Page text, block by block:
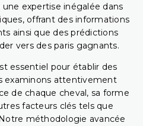
expertise inégalée dans
offrant des informations
ainsi que des prédictions
vers des paris gagnants.
essentiel pour établir des
examinons attentivement
de chaque cheval, sa forme
facteurs clés tels que
méthodologie avancée